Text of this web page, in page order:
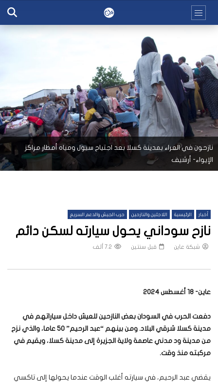
نازحون في العراء بمدينة كسلا بعد اجتياح سيول ومياه أمطار مراكز
الإيواء- أرشيف
أخبار الرئيسية اللاجئين والنازحين حرب الجيش والدعم السريع
نازح سوداني يحول سيارته لسكن دائم
شبكة عاين قبل سنتين 7.2 ألف
عاين- 18 أغسطس 2024
دفعت الحرب في السودان بعض النازحين للعيش داخل سياراتهم في
مدينة كسلا شرقي البلاد. ومن بينهم “عبد الرحيم” 50 عاما، والذي نزح
من مدينة ود مدني عاصمة ولاية الجزيرة إلى مدينة كسلا، ويقيم في
مركبته منذ وقت.
يقضي عبد الرحيم، في سيارته أغلب الوقت عندما يحولها إلى تاكسي